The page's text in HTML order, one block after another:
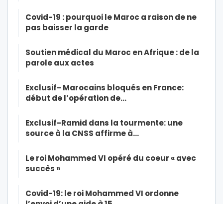
Covid-19 : pourquoi le Maroc a raison de ne
pas baisser la garde
Soutien médical du Maroc en Afrique : de la
parole aux actes
Exclusif- Marocains bloqués en France:
début de l’opération de…
Exclusif-Ramid dans la tourmente: une
source à la CNSS affirme à…
Le roi Mohammed VI opéré du coeur « avec
succès »
Covid-19: le roi Mohammed VI ordonne